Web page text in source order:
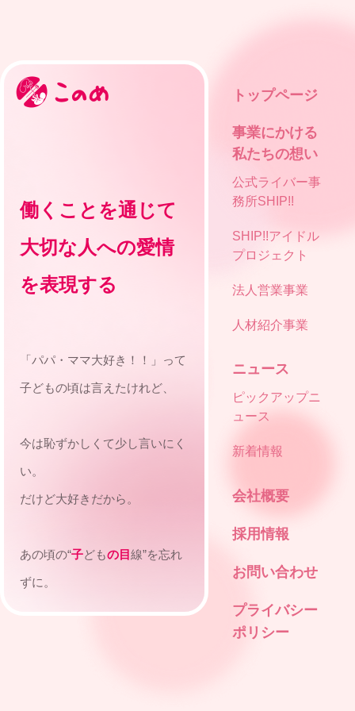
働くことを通じて
大切な人への愛情
を表現する
「パパ・ママ大好き！！」って
子どもの頃は言えたけれど、
今は恥ずかしくて少し言いにく
い。
だけど大好きだから。
あの頃の“子どもの目 線”を忘れ
ずに。
トップページ
事業にかける
私たちの想い
公式ライバー事
務所SHIP!!
SHIP!!アイドル
プロジェクト
法人営業事業
人材紹介事業
ニュース
ピックアップニ
ュース
新着情報
会社概要
採用情報
お問い合わせ
プライバシー
ポリシー